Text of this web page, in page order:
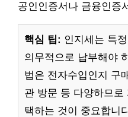
공인인증서나 금융인증
핵심 팁: 인지세는 특
의무적으로 납부해야
법은 전자수입인지 구
관 방문 등 다양하므로
택하는 것이 중요합니